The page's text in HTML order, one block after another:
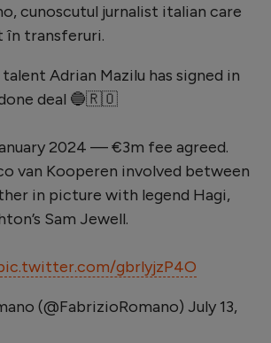
1
2024
2026
cunoscutul jurnalist italian care
în transferuri.
Adrian Mazilu has signed in
deal 🔵🇷🇴
2024 — €3m fee agreed.
van Kooperen involved between
in picture with legend Hagi,
Sam Jewell.
gbrlyjzP4O
(@FabrizioRomano) July 13,